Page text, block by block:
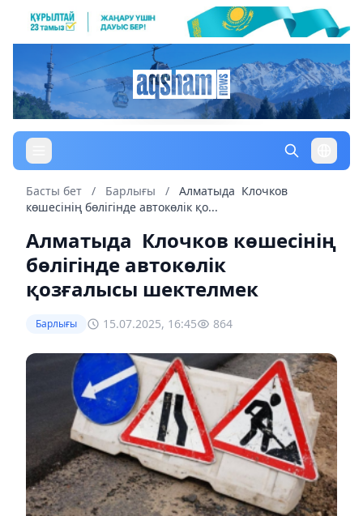
Басты бет / Барлығы /
Алматыда Клочков
көшесінің бөлігінде автокөлік қо...
Алматыда Клочков көшесінің
бөлігінде автокөлік
қозғалысы шектелмек
Барлығы 15.07.2025, 16:45 864